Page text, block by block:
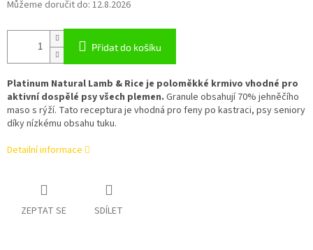
Můžeme doručit do: 12.8.2026
Přidat do košíku
Platinum Natural Lamb & Rice je poloměkké krmivo vhodné pro
aktivní dospělé psy všech plemen. Granule obsahují 70% jehněčího
maso s rýží. Tato receptura je vhodná pro feny po kastraci, psy seniory
díky nízkému obsahu tuku.
Detailní informace
ZEPTAT SE SDÍLET